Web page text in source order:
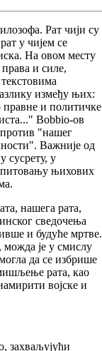
Рат чији су
у чијем се
На овом месту
и силе,
између њих:
и политичке
Bobbio-ов
"нашег
Важније од
сусрету, у
њихових
нашега рата,
сведочења
и будуће мртве.
можда је у смислу
да се избрише
рата, као
војске и
захваљујући